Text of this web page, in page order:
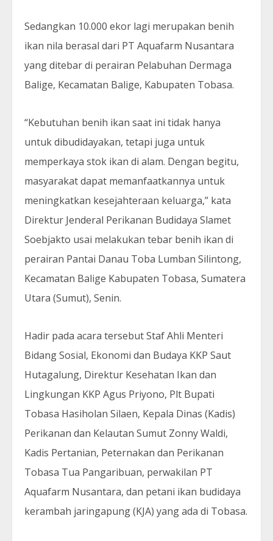
Sedangkan 10.000 ekor lagi merupakan benih
ikan nila berasal dari PT Aquafarm Nusantara
yang ditebar di perairan Pelabuhan Dermaga
Balige, Kecamatan Balige, Kabupaten Tobasa.
“Kebutuhan benih ikan saat ini tidak hanya
untuk dibudidayakan, tetapi juga untuk
memperkaya stok ikan di alam. Dengan begitu,
masyarakat dapat memanfaatkannya untuk
meningkatkan kesejahteraan keluarga,” kata
Direktur Jenderal Perikanan Budidaya Slamet
Soebjakto usai melakukan tebar benih ikan di
perairan Pantai Danau Toba Lumban Silintong,
Kecamatan Balige Kabupaten Tobasa, Sumatera
Utara (Sumut), Senin.
Hadir pada acara tersebut Staf Ahli Menteri
Bidang Sosial, Ekonomi dan Budaya KKP Saut
Hutagalung, Direktur Kesehatan Ikan dan
Lingkungan KKP Agus Priyono, Plt Bupati
Tobasa Hasiholan Silaen, Kepala Dinas (Kadis)
Perikanan dan Kelautan Sumut Zonny Waldi,
Kadis Pertanian, Peternakan dan Perikanan
Tobasa Tua Pangaribuan, perwakilan PT
Aquafarm Nusantara, dan petani ikan budidaya
kerambah jaringapung (KJA) yang ada di Tobasa.